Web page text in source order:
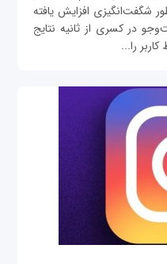
شگفت‌انگیزی افزایش یافته
در کسری از ثانیه نتایج
را...